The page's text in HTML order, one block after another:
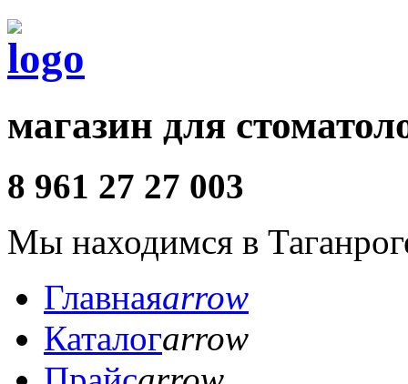
магазин для
8 961 27 27 003
Мы находимся в
Главнаяarrow
Каталогarrow